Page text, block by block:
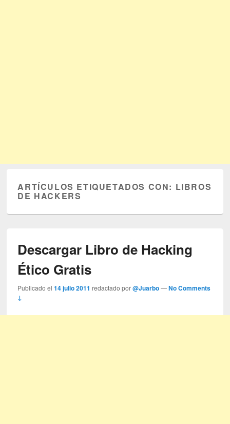
ARTÍCULOS ETIQUETADOS CON: LIBROS
DE HACKERS
Descargar Libro de Hacking
Ético Gratis
Publicado el14 julio 2011 redactado por@Juarbo —No Comments
↓